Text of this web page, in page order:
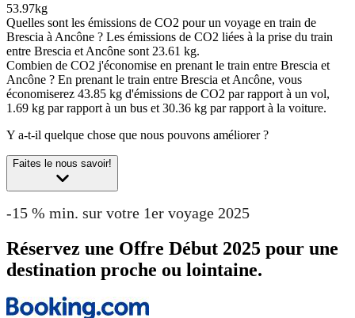
53.97kg
Quelles sont les émissions de CO2 pour un voyage en train de
Brescia à Ancône ? Les émissions de CO2 liées à la prise du train
entre Brescia et Ancône sont 23.61 kg.
Combien de CO2 j'économise en prenant le train entre Brescia et
Ancône ? En prenant le train entre Brescia et Ancône, vous
économiserez 43.85 kg d'émissions de CO2 par rapport à un vol,
1.69 kg par rapport à un bus et 30.36 kg par rapport à la voiture.
Y a-t-il quelque chose que nous pouvons améliorer ?
Faites le nous savoir!
-15 % min. sur votre 1er voyage 2025
Réservez une Offre Début 2025 pour une
destination proche ou lointaine.